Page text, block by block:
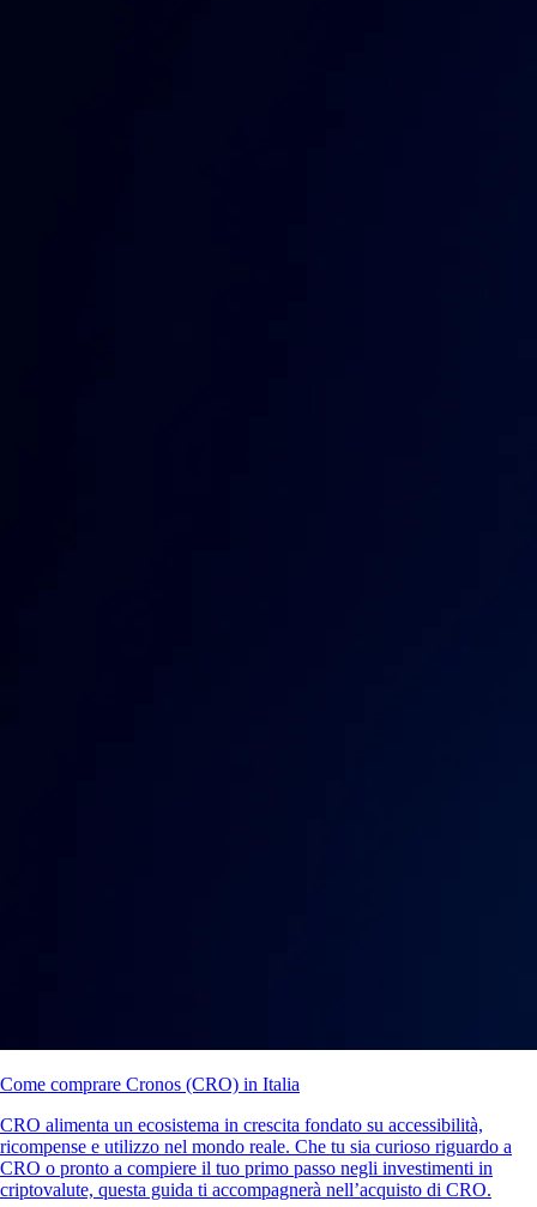
Come comprare Cronos (CRO) in Italia
CRO alimenta un ecosistema in crescita fondato su accessibilità,
ricompense e utilizzo nel mondo reale. Che tu sia curioso riguardo a
CRO o pronto a compiere il tuo primo passo negli investimenti in
criptovalute, questa guida ti accompagnerà nell’acquisto di CRO.